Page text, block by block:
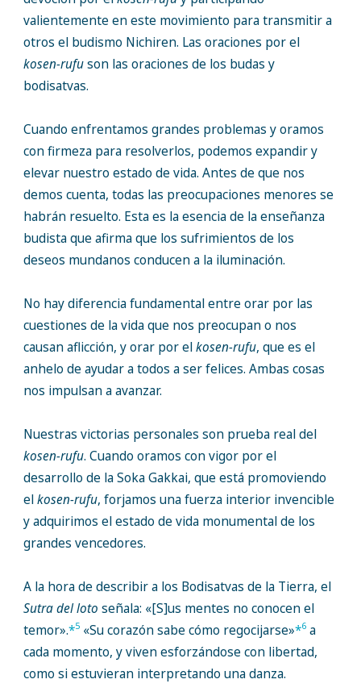
valientemente en este movimiento para transmitir a
otros el budismo Nichiren. Las oraciones por el
kosen-rufuson las oraciones de los budas y
bodisatvas.
Cuando enfrentamos grandes problemas y oramos
con firmeza para resolverlos, podemos expandir y
elevar nuestro estado de vida. Antes de que nos
demos cuenta, todas las preocupaciones menores se
habrán resuelto. Esta es la esencia de la enseñanza
budista que afirma que los sufrimientos de los
deseos mundanos conducen a la iluminación.
No hay diferencia fundamental entre orar por las
cuestiones de la vida que nos preocupan o nos
causan aflicción, y orar por elkosen-rufu, que es el
anhelo de ayudar a todos a ser felices. Ambas cosas
nos impulsan a avanzar.
Nuestras victorias personales son prueba real del
kosen-rufu. Cuando oramos con vigor por el
desarrollo de la Soka Gakkai, que está promoviendo
elkosen-rufu, forjamos una fuerza interior invencible
y adquirimos el estado de vida monumental de los
grandes vencedores.
A la hora de describir a los Bodisatvas de la Tierra, el
Sutra del loto señala: «[S]us mentes no conocen el
temor».*5«Su corazón sabe cómo regocijarse»*6a
cada momento, y viven esforzándose con libertad,
como si estuvieran interpretando una danza.